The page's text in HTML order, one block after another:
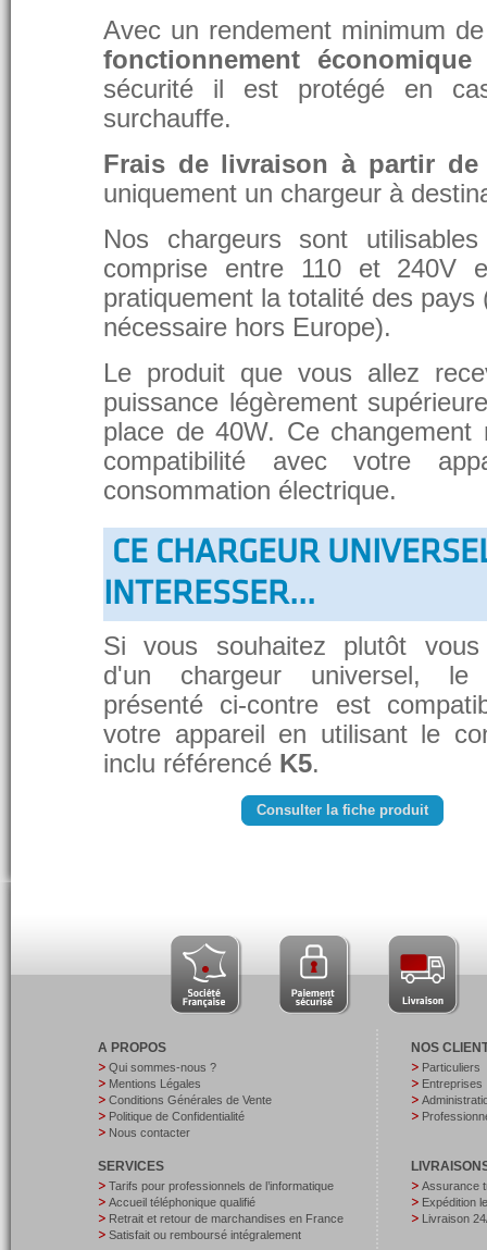
Avec un rendement minimum
fonctionnement
sécurité il est protégé en
surchauffe.
Frais de livraison à partir de
uniquement un chargeur à
Nos chargeurs sont
comprise entre 110 et 240V
pratiquement la totalité des
nécessaire hors Europe).
Le produit que vous allez
puissance légèrement
place de 40W. Ce
compatibilité avec votre
consommation électrique.
CE CHARGEUR
INTERESSER...
Si vous souhaitez plutôt vous
d'un chargeur universel, le
présenté ci-contre est
votre appareil en utilisant le
inclu référencé K5.
Consulter la fiche produit
A PROPOS
Qui sommes-nous ?
Mentions Légales
Conditions Générales de Vente
Politique de Confidentialité
Nous contacter
SERVICES
Tarifs pour professionnels de l’informatique
Accueil téléphonique qualifié
Retrait et retour de marchandises en France
Satisfait ou remboursé intégralement
NOS
Particuliers
Entreprises
Assurance
Expédition
Livraison